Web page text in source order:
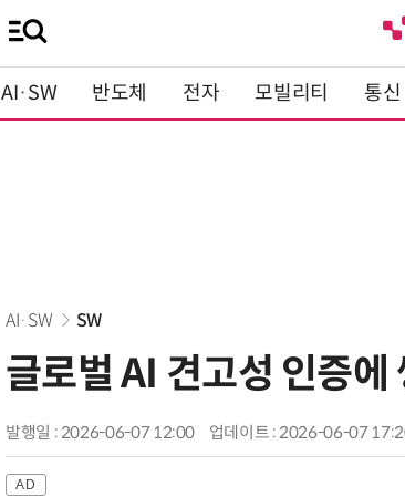
AI·SW 반도체 전자 모빌리티 통신
AI·SW SW
글로벌 AI 견고성 인증
발행일 : 2026-06-07 12:00 업데이트 : 2026-06-07